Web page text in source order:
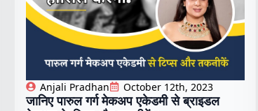
Anjali Pradhan October 12th, 2023
जानिए पारुल गर्ग मेकअप एकेडमी से ब्राइडल